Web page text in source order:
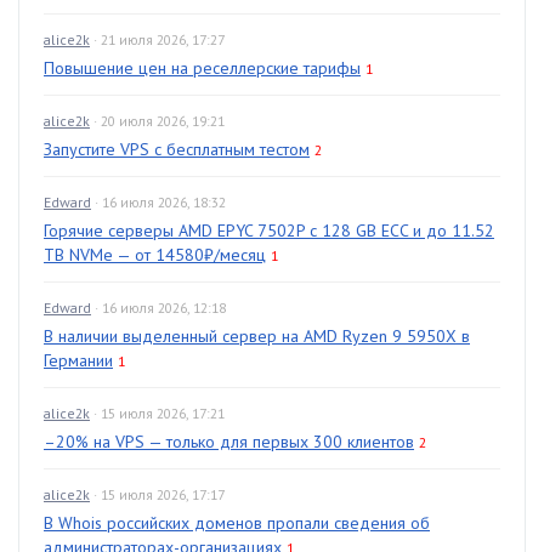
alice2k · 21 июля 2026, 17:27
Повышение цен на реселлерские тарифы 1
alice2k · 20 июля 2026, 19:21
Запустите VPS с бесплатным тестом 2
Edward · 16 июля 2026, 18:32
Горячие серверы AMD EPYC 7502P с 128 GB ECC и до 11.52
TB NVMe — от 14580₽/месяц 1
Edward · 16 июля 2026, 12:18
В наличии выделенный сервер на AMD Ryzen 9 5950X в
Германии 1
alice2k · 15 июля 2026, 17:21
–20% на VPS — только для первых 300 клиентов 2
alice2k · 15 июля 2026, 17:17
В Whois российских доменов пропали сведения об
1